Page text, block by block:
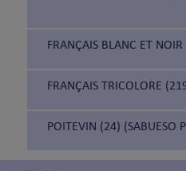
FRANÇAIS BLANC ET
FRANÇAIS TRICOLORE
POITEVIN (24) (SABUESO